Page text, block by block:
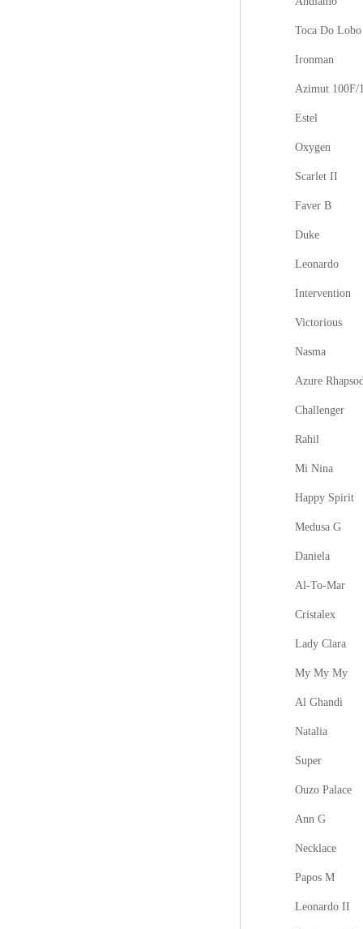
Toca Do Lobo
Ironman
Azimut 100F/
Estel
Oxygen
Scarlet II
Faver B
Duke
Leonardo
Intervention
Victorious
Nasma
Azure
Challenger
Rahil
Mi Nina
Happy Spirit
Medusa G
Daniela
Al-To-Mar
Cristalex
Lady Clara
My My My
Al Ghandi
Natalia
Super
Ouzo Palace
Ann G
Necklace
Papos M
Leonardo II